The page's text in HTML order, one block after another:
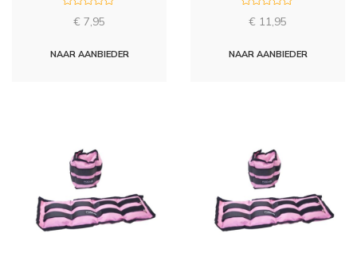
d
€ 7,95
NAAR AANBIEDER
d
€ 11,95
NAAR AANBIEDER